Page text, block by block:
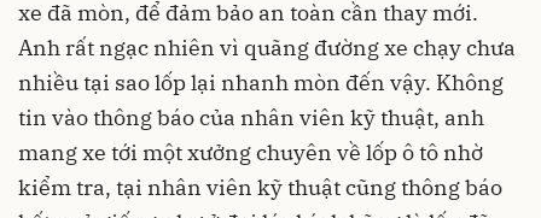
xe đã mòn, để đảm bảo an toàn cần thay mới.
Anh rất ngạc nhiên vì quãng đường xe chạy chưa
nhiều tại sao lốp lại nhanh mòn đến vậy. Không
tin vào thông báo của nhân viên kỹ thuật, anh
mang xe tới một xưởng chuyên về lốp ô tô nhờ
kiểm tra, tại nhân viên kỹ thuật cũng thông báo